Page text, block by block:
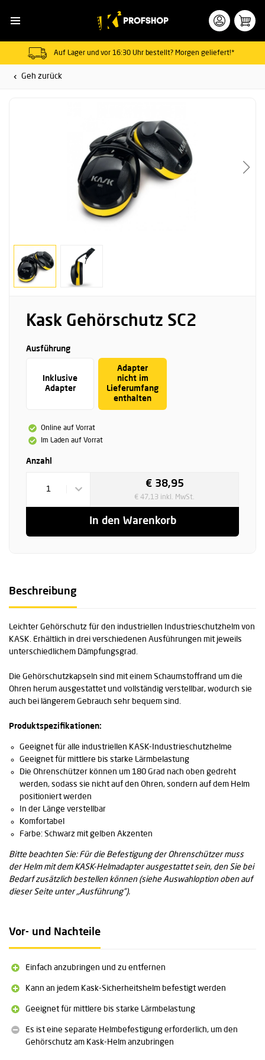
Auf Lager und vor 16:30 Uhr bestellt? Morgen geliefert!*
Geh zurück
Kask Gehörschutz SC2
Ausführung
Inklusive
Adapter
Adapter
nicht im
Lieferumfang
enthalten
Online auf Vorrat
Im Laden auf Vorrat
Anzahl
1
€ 38,95
€ 47,13 inkl. MwSt.
In den Warenkorb
Beschreibung
Leichter Gehörschutz für den industriellen Industrieschutzhelm von
KASK. Erhältlich in drei verschiedenen Ausführungen mit jeweils
unterschiedlichem Dämpfungsgrad.
Die Gehörschutzkapseln sind mit einem Schaumstoffrand um die
Ohren herum ausgestattet und vollständig verstellbar, wodurch sie
auch bei längerem Gebrauch sehr bequem sind.
Produktspezifikationen:
Geeignet für alle industriellen KASK-Industrieschutzhelme
Geeignet für mittlere bis starke Lärmbelastung
Die Ohrenschützer können um 180 Grad nach oben gedreht
werden, sodass sie nicht auf den Ohren, sondern auf dem Helm
positioniert werden
In der Länge verstellbar
Komfortabel
Farbe: Schwarz mit gelben Akzenten
Bitte beachten Sie: Für die Befestigung der Ohrenschützer muss
der Helm mit dem KASK-Helmadapter ausgestattet sein, den Sie bei
Bedarf zusätzlich bestellen können (siehe Auswahloption oben auf
dieser Seite unter „Ausführung”).
Vor- und Nachteile
Einfach anzubringen und zu entfernen
Kann an jedem Kask-Sicherheitshelm befestigt werden
Geeignet für mittlere bis starke Lärmbelastung
Es ist eine separate Helmbefestigung erforderlich, um den
Gehörschutz am Kask-Helm anzubringen